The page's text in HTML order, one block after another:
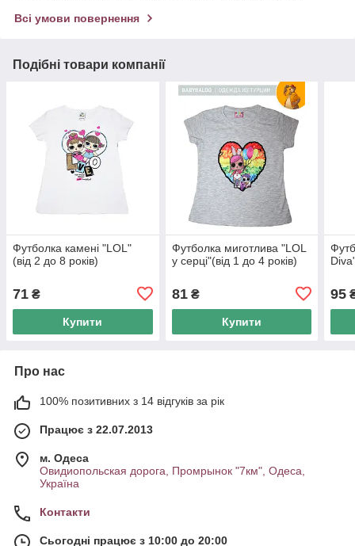
Всі умови повернення
Подібні товари компанії
Футболка камені "LOL"
(від 2 до 8 років)
71 ₴
Купити
Футболка миготлива "LOL
у серці"(від 1 до 4 років)
81₴
Купити
95
Про нас
100% позитивних з 14 відгуків за рік
Працює з 22.07.2013
м. Одеса
Овидиопольская дорога, Промрынок "7км", Одеса,
Україна
Контакти
Сьогодні працює з 10:00 до 20:00